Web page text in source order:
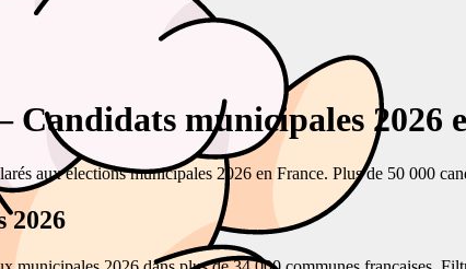
municipales 2026
aux élections municipales 2026 en France. Plus de 50 000
2026